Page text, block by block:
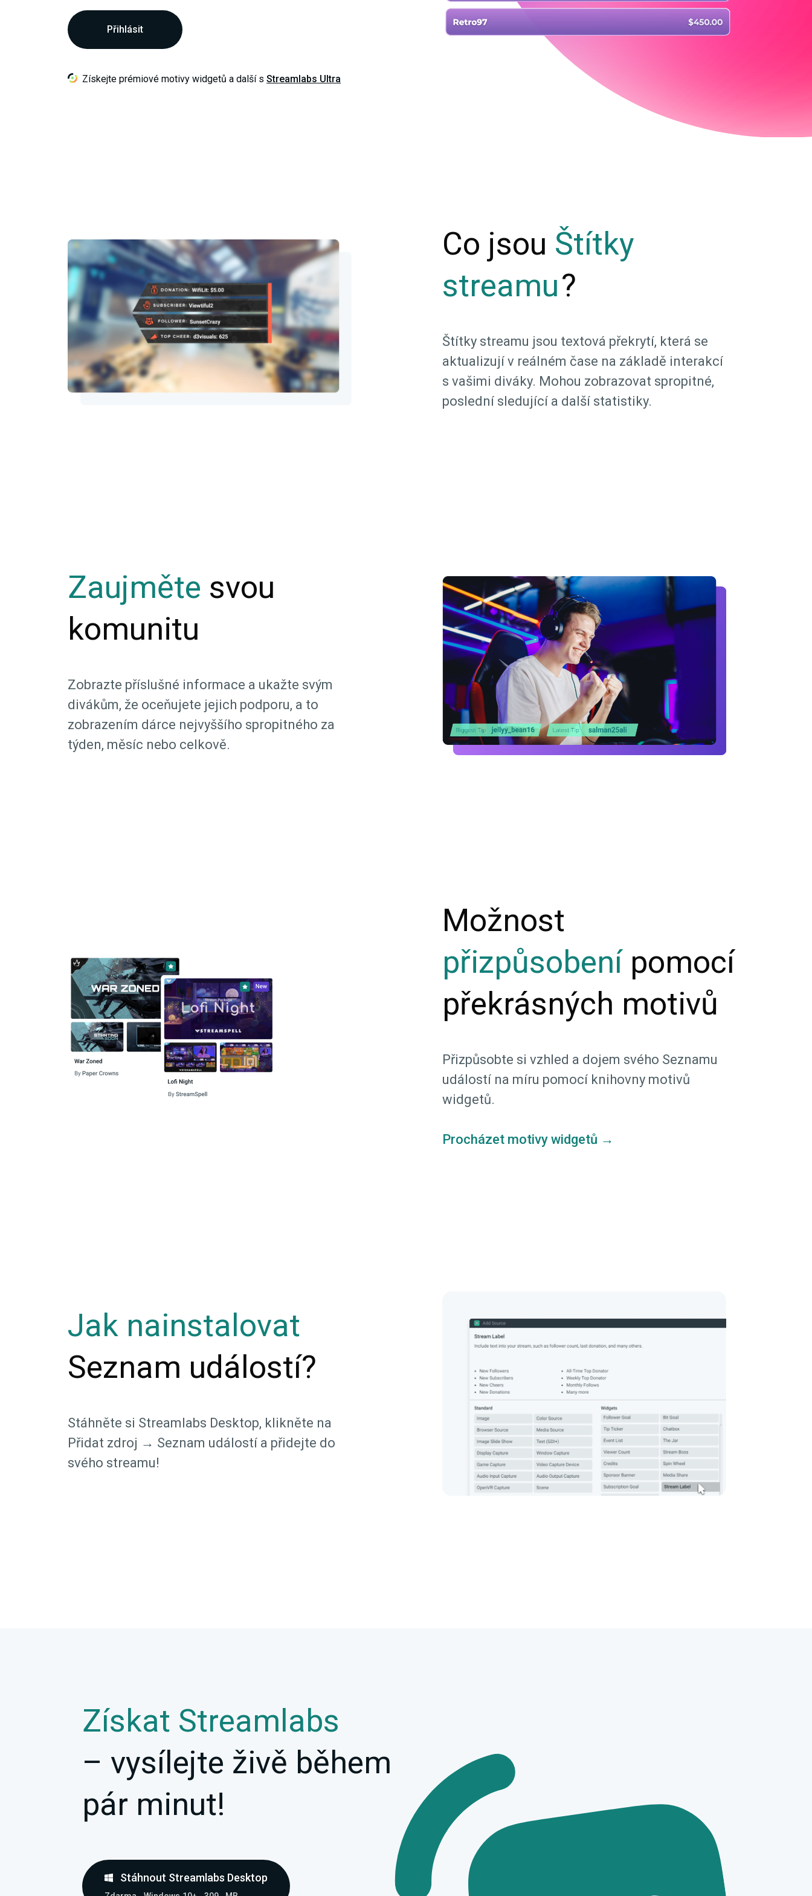
Přihlásit
Získejte prémiové motivy widgetů a další s Streamlabs Ultra
Co jsou Štítky
streamu?
Štítky streamu jsou textová překrytí, která se
aktualizují v reálném čase na základě interakcí
s vašimi diváky. Mohou zobrazovat spropitné,
poslední sledující a další statistiky.
Zaujměte svou
komunitu
Zobrazte příslušné informace a ukažte svým
divákům, že oceňujete jejich podporu, a to
zobrazením dárce nejvyššího spropitného za
týden, měsíc nebo celkově.
Možnost
přizpůsobení pomocí
překrásných motivů
Přizpůsobte si vzhled a dojem svého Seznamu
událostí na míru pomocí knihovny motivů
widgetů.
Procházet motivy widgetů →
Jak nainstalovat
Seznam událostí?
Stáhněte si Streamlabs Desktop, klikněte na
Přidat zdroj → Seznam událostí a přidejte do
svého streamu!
Získat Streamlabs
– vysílejte živě během
pár minut!
Stáhnout Streamlabs Desktop